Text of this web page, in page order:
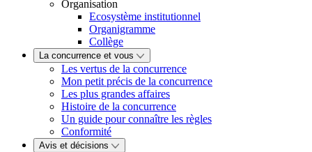
Organisation
Ecosystème institutionnel
Organigramme
Collège
La concurrence et vous
Les vertus de la concurrence
Mon petit précis de la concurrence
Les plus grandes affaires
Histoire de la concurrence
Un guide pour connaître les règles
Conformité
Avis et décisions